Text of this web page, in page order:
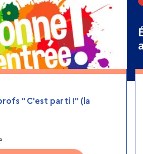
" C'est parti !" (la